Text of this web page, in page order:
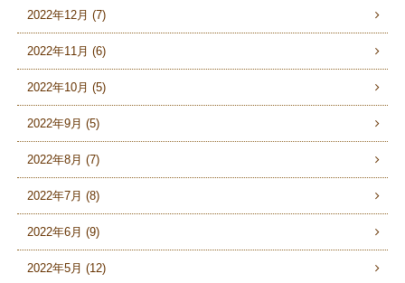
2022年12月 (7)
2022年11月 (6)
2022年10月 (5)
2022年9月 (5)
2022年8月 (7)
2022年7月 (8)
2022年6月 (9)
2022年5月 (12)